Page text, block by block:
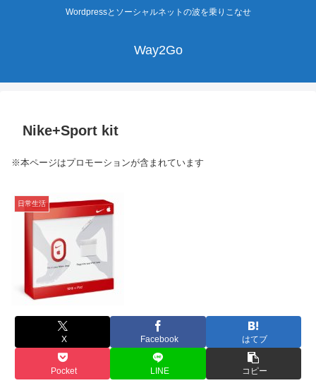
Wordpressとソーシャルネットの波を乗りこなせ
Way2Go
Nike+Sport kit
※本ページはプロモーションが含まれています
日常生活
X Facebook はてブ
Pocket LINE コピー